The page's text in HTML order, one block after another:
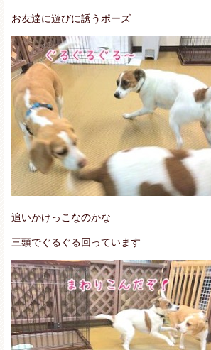
お友達に遊びに誘うポーズ
追いかけっこなのかな
三頭でぐるぐる回っています